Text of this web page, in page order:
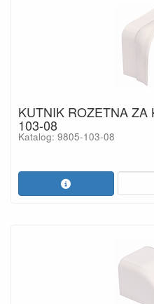
KUTNIK ROZETNA ZA
103-08
Katalog: 9805-103-08